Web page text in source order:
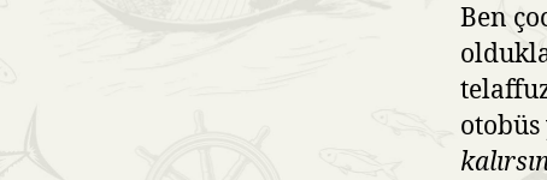
Ben